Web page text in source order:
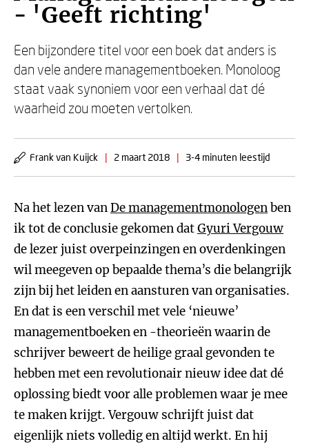
- 'Geeft richting'
Een bijzondere titel voor een boek dat anders is
dan vele andere managementboeken. Monoloog
staat vaak synoniem voor een verhaal dat dé
waarheid zou moeten vertolken.
Frank van Kuijck | 2 maart 2018 | 3-4 minuten leestijd
Na het lezen vanDe managementmonologenben
ik tot de conclusie gekomen datGyuri Vergouw
de lezer juist overpeinzingen en overdenkingen
wil meegeven op bepaalde thema’s die belangrijk
zijn bij het leiden en aansturen van organisaties.
En dat is een verschil met vele ‘nieuwe’
managementboeken en -theorieën waarin de
schrijver beweert de heilige graal gevonden te
hebben met een revolutionair nieuw idee dat dé
oplossing biedt voor alle problemen waar je mee
te maken krijgt. Vergouw schrijft juist dat
eigenlijk niets volledig en altijd werkt. En hij